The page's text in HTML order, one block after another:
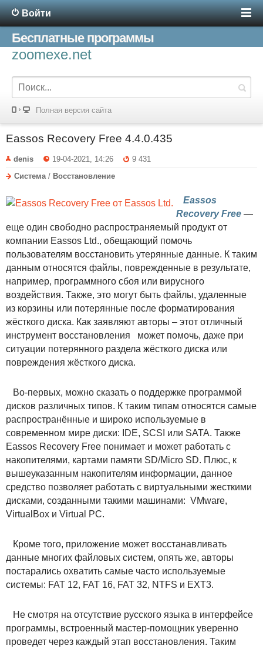
Войти
Бесплатные программы
zoomexe.net
Полная версия сайта
Eassos Recovery Free 4.4.0.435
denis 19-04-2021, 14:26
9 431
Система / Восстановление
Eassos
Recovery Free —
еще один свободно распространяемый продукт от
компании Eassos Ltd., обещающий помочь
пользователям восстановить утерянные данные. К таким
данным относятся файлы, поврежденные в результате,
например, программного сбоя или вирусного
воздействия. Также, это могут быть файлы, удаленные
из корзины или потерянные после форматирования
жёсткого диска. Как заявляют авторы – этот отличный
инструмент восстановления может помочь, даже при
ситуации потерянного раздела жёсткого диска или
повреждения жёсткого диска.
Во-первых, можно сказать о поддержке программой
дисков различных типов. К таким типам относятся самые
распространённые и широко используемые в
современном мире диски: IDE, SCSI или SATA. Также
Eassos Recovery Free понимает и может работать с
накопителями, картами памяти SD/Miсro SD. Плюс, к
вышеуказанным накопителям информации, данное
средство позволяет работать с виртуальными жесткими
дисками, созданными такими машинами: VMware,
VirtualBox и Virtual PC.
Кроме того, приложение может восстанавливать
данные многих файловых систем, опять же, авторы
постарались охватить самые часто используемые
системы: FAT 12, FAT 16, FAT 32, NTFS и EXT3.
Не смотря на отсутствие русского языка в интерфейсе
программы, встроенный мастер-помощник уверенно
проведет через каждый этап восстановления. Таким